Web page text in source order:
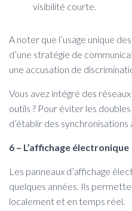
visibilité courte.
A noter que l’usage unique
d’une stratégie de
une accusation de
Vous avez intégré des
outils ? Pour éviter les
d’établir des
6 – L’affichage électronique
Les panneaux d’affichage
quelques années. Ils
localement et en temps réel.